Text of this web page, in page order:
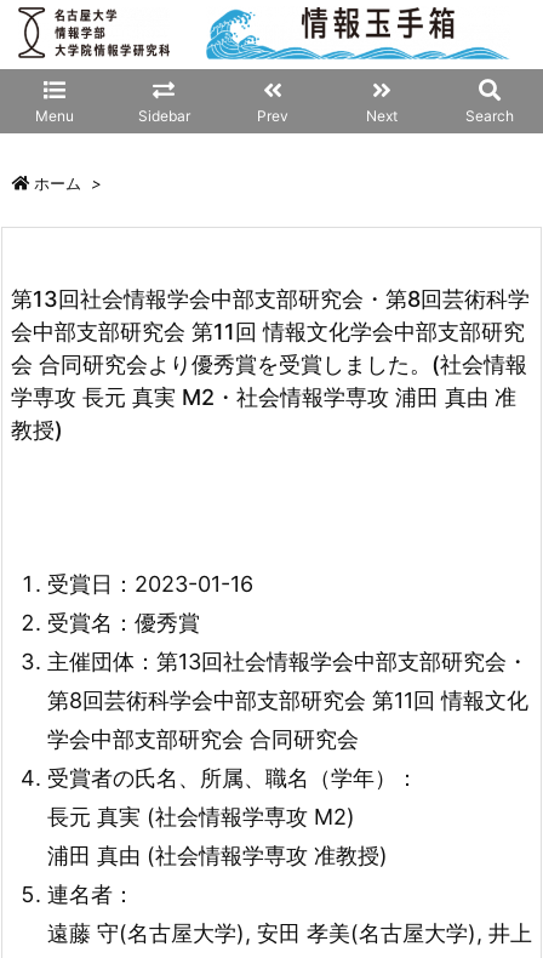
Menu Sidebar Prev Next Search
ホーム >
第13回社会情報学会中部支部研究会・第8回芸術科学
会中部支部研究会 第11回 情報文化学会中部支部研究
会 合同研究会より優秀賞を受賞しました。(社会情報
学専攻 長元 真実 M2・社会情報学専攻 浦田 真由 准
教授)
受賞日：2023-01-16
受賞名：優秀賞
主催団体：第13回社会情報学会中部支部研究会・
第8回芸術科学会中部支部研究会 第11回 情報文化
学会中部支部研究会 合同研究会
受賞者の氏名、所属、職名（学年）：
長元 真実 (社会情報学専攻 M2)
浦田 真由 (社会情報学専攻 准教授)
連名者：
遠藤 守(名古屋大学), 安田 孝美(名古屋大学), 井上